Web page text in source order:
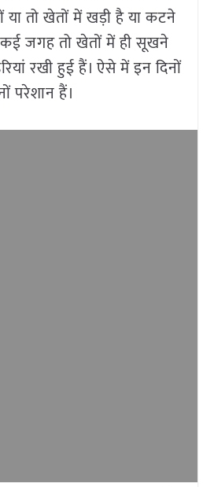
तो खेतों में खड़ी है या कटने
जगह तो खेतों में ही सूखने
रखी हुई हैं। ऐसे में इन दिनों
परेशान हैं।